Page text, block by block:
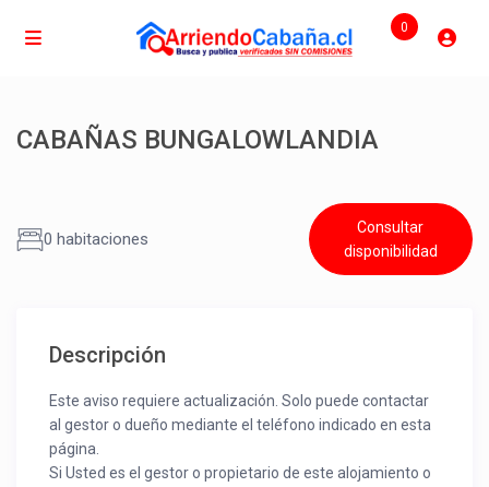
0
CABAÑAS BUNGALOWLANDIA
0 habitaciones
Consultar
disponibilidad
Descripción
Este aviso requiere actualización. Solo puede contactar
al gestor o dueño mediante el teléfono indicado en esta
página.
Si Usted es el gestor o propietario de este alojamiento o